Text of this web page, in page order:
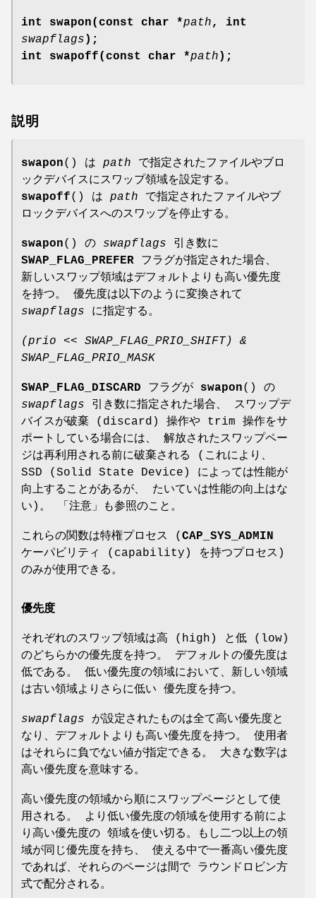
int swapon(const char *path, int
swapflags );
int swapoff(const char *path );
説明
swapon() は path で指定されたファイルやブロ
ックデバイスにスワップ領域を設定する。
swapoff() は path で指定されたファイルやブ
ロックデバイスへのスワップを停止する。
swapon() の swapflags 引き数に
SWAP_FLAG_PREFER フラグが指定された場合、
新しいスワップ領域はデフォルトよりも高い優先度
を持つ。 優先度は以下のように変換されて
swapflags に指定する。
(prio << SWAP_FLAG_PRIO_SHIFT) &
SWAP_FLAG_PRIO_MASK
SWAP_FLAG_DISCARD フラグが swapon() の
swapflags 引き数に指定された場合、 スワップデ
バイスが破棄 (discard) 操作や trim 操作をサ
ポートしている場合には、 解放されたスワップペー
ジは再利用される前に破棄される (これにより、
SSD (Solid State Device) によっては性能が
向上することがあるが、 たいていは性能の向上はな
い)。 「注意」も参照のこと。
これらの関数は特権プロセス ( CAP_SYS_ADMIN
ケーパビリティ (capability) を持つプロセス)
のみが使用できる。
優先度
それぞれのスワップ領域は高 (high) と低 (low)
のどちらかの優先度を持つ。 デフォルトの優先度は
低である。 低い優先度の領域において、新しい領域
は古い領域よりさらに低い 優先度を持つ。
swapflags が設定されたものは全て高い優先度と
なり、デフォルトよりも高い優先度を持つ。 使用者
はそれらに負でない値が指定できる。 大きな数字は
高い優先度を意味する。
高い優先度の領域から順にスワップページとして使
用される。 より低い優先度の領域を使用する前によ
り高い優先度の 領域を使い切る。もし二つ以上の領
域が同じ優先度を持ち、 使える中で一番高い優先度
であれば、それらのページは間で ラウンドロビン方
式で配分される。